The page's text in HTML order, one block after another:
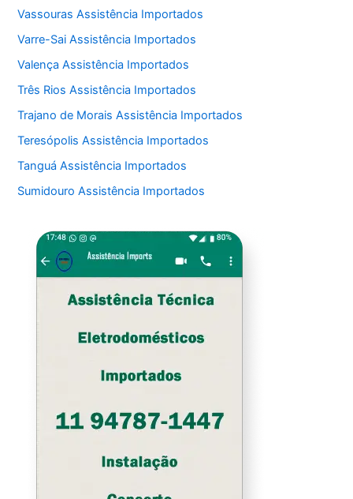
Vassouras Assistência Importados
Varre-Sai Assistência Importados
Valença Assistência Importados
Três Rios Assistência Importados
Trajano de Morais Assistência Importados
Teresópolis Assistência Importados
Tanguá Assistência Importados
Sumidouro Assistência Importados